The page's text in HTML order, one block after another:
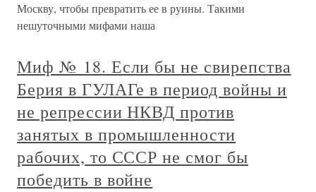
Москву, чтобы превратить ее в руины. Такими
нешуточными мифами наша
Миф № 18. Если бы не свирепства
Берия в ГУЛАГе в период войны и
не репрессии НКВД против
занятых в промышленности
рабочих, то СССР не смог бы
победить в войне